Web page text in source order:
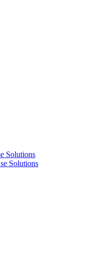
Solutions
Solutions